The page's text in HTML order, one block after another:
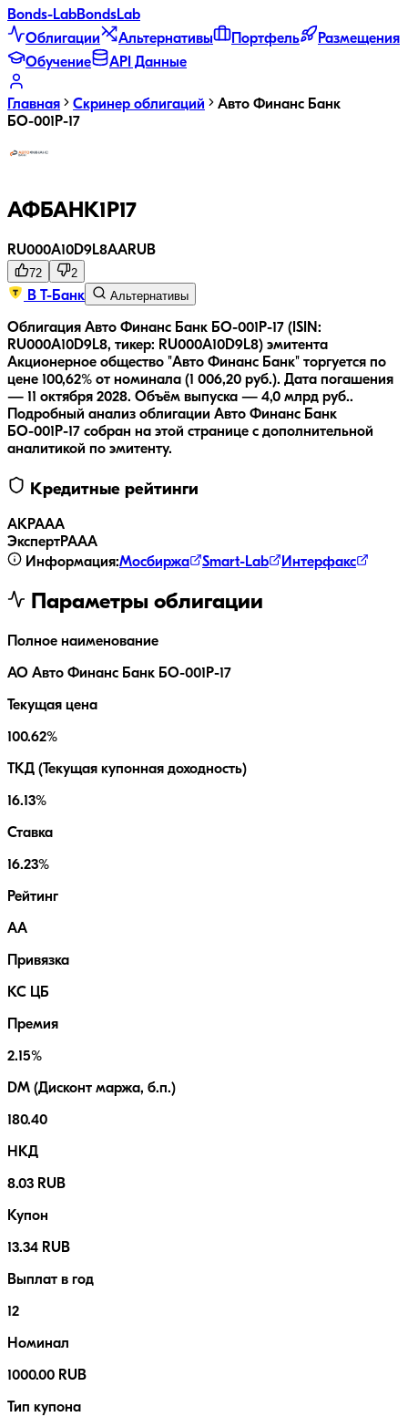
Bonds-LabBondsLab
Облигации
Альтернативы Портфель
Размещения
Обучение
API Данные
Главная Скринер облигаций
Авто Финанс Банк
БО-001Р-17
АФБАНК1Р17
RU000A10D9L8AARUB
72 2
В Т-Банк Альтернативы
Облигация Авто Финанс Банк БО-001Р-17 (ISIN:
RU000A10D9L8, тикер: RU000A10D9L8) эмитента
Акционерное общество "Авто Финанс Банк" торгуется по
цене 100,62% от номинала (1 006,20 руб.). Дата погашения
— 11 октября 2028. Объём выпуска — 4,0 млрд руб..
Подробный анализ облигации Авто Финанс Банк
БО-001Р-17 собран на этой странице с дополнительной
аналитикой по эмитенту.
Кредитные рейтинги
АКРАAA
ЭкспертРАAA
Информация:Мосбиржа Smart-Lab Интерфакс
Параметры облигации
Полное наименование
АО Авто Финанс Банк БО-001Р-17
Текущая цена
100.62%
ТКД (Текущая купонная доходность)
16.13%
Ставка
16.23%
Рейтинг
AA
Привязка
КС ЦБ
Премия
2.15%
DM (Дисконт маржа, б.п.)
180.40
НКД
8.03 RUB
Купон
13.34 RUB
Выплат в год
12
Номинал
1000.00 RUB
Тип купона